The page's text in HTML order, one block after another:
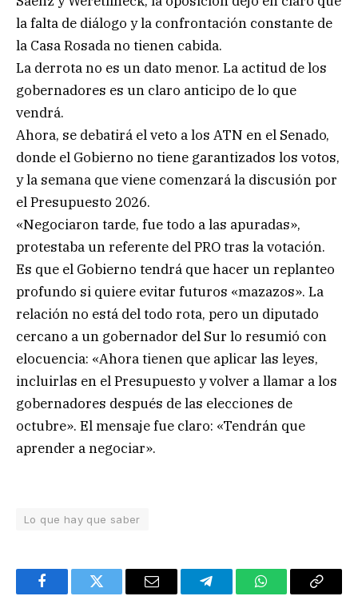
la falta de diálogo y la confrontación constante de
la Casa Rosada no tienen cabida.
La derrota no es un dato menor. La actitud de los
gobernadores es un claro anticipo de lo que
vendrá.
Ahora, se debatirá el veto a los ATN en el Senado,
donde el Gobierno no tiene garantizados los votos,
y la semana que viene comenzará la discusión por
el Presupuesto 2026.
«Negociaron tarde, fue todo a las apuradas»,
protestaba un referente del PRO tras la votación.
Es que el Gobierno tendrá que hacer un replanteo
profundo si quiere evitar futuros «mazazos». La
relación no está del todo rota, pero un diputado
cercano a un gobernador del Sur lo resumió con
elocuencia: «Ahora tienen que aplicar las leyes,
incluirlas en el Presupuesto y volver a llamar a los
gobernadores después de las elecciones de
octubre». El mensaje fue claro: «Tendrán que
aprender a negociar».
Lo que hay que saber
FacebookTwitter Email TelegramWhatsAppCopy